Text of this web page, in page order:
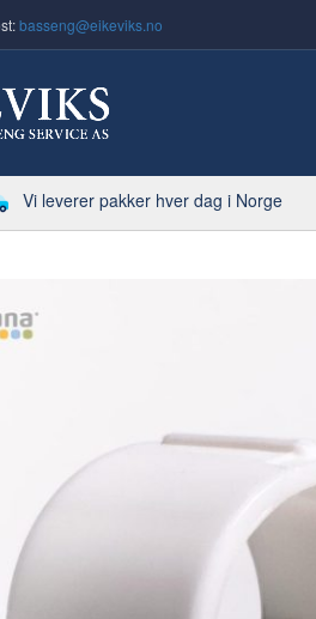
basseng@eikeviks.no
Vi leverer pakker hver dag i Norge